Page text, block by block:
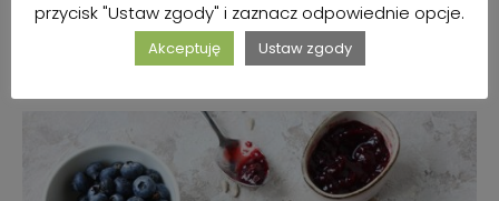
ZOBACZ PRZEPIS
przycisk "Ustaw zgody" i zaznacz odpowiednie opcje.
Akceptuję Ustaw zgody